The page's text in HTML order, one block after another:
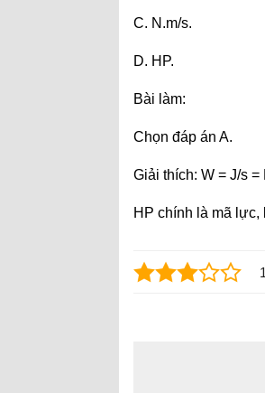
C. N.m/s.
D. HP.
Bài làm:
Chọn đáp án A.
Giải thích: W = J/s =
HP chính là mã